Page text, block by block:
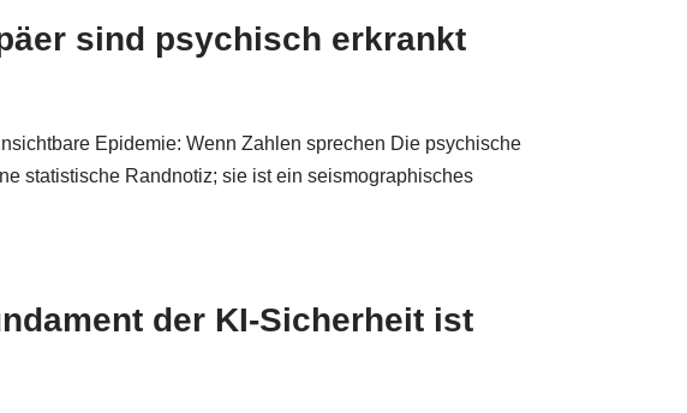
sind psychisch erkrankt
Epidemie: Wenn Zahlen sprechen Die psychische
statistische Randnotiz; sie ist ein seismographisches
der KI-Sicherheit ist